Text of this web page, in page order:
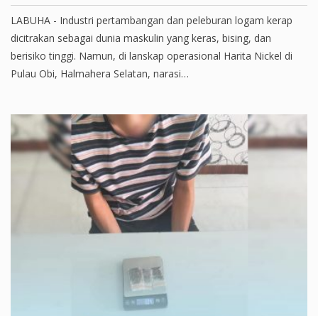
LABUHA - Industri pertambangan dan peleburan logam kerap
dicitrakan sebagai dunia maskulin yang keras, bising, dan
berisiko tinggi. Namun, di lanskap operasional Harita Nickel di
Pulau Obi, Halmahera Selatan, narasi…